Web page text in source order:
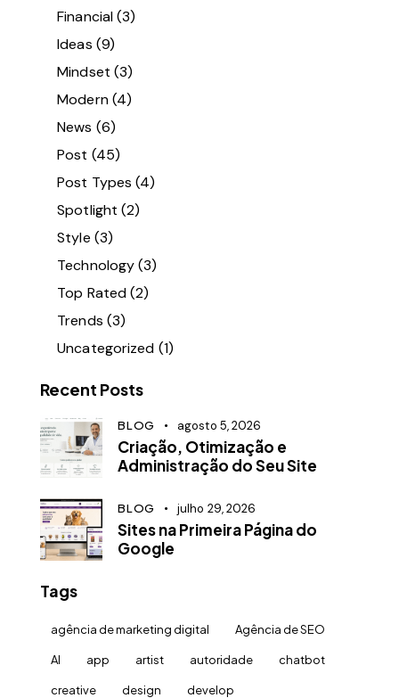
Financial(3)
Ideas (9)
Mindset (3)
Modern(4)
News (6)
Post (45)
Post Types (4)
Spotlight (2)
Style (3)
Technology(3)
Top Rated(2)
Trends (3)
Uncategorized (1)
Recent Posts
BLOG agosto 5, 2026
Criação, Otimização e
Administração do Seu Site
BLOG julho 29, 2026
Sites na Primeira Página do
Google
Tags
agência de marketing digital Agência de SEO
AI app artist autoridade chatbot
creative design develop